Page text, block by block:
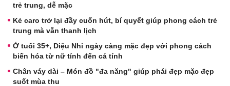
trẻ trung, dễ mặc
Kẻ caro trở lại đầy cuốn hút, bí quyết giúp phong cách trẻ
trung mà vẫn thanh lịch
Ở tuổi 35+, Diệu Nhi ngày càng mặc đẹp với phong cách
biến hóa từ nữ tính đến cá tính
Chân váy dài – Món đồ "đa năng" giúp phái đẹp mặc đẹp
suốt mùa thu